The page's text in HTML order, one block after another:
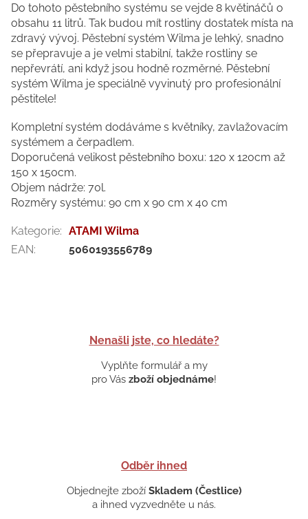
Nenašli jste, co hledáte?
Vyplňte formulář a my
pro Vás zboží objednáme!
Odběr ihned
Objednejte zboží Skladem (Čestlice)
a ihned vyzvedněte u nás.
Do tohoto pěstebního systému se vejde 8 květináčů o
obsahu 11 litrů. Tak budou mít rostliny dostatek místa na
zdravý vývoj. Pěstební systém Wilma je lehký, snadno
se přepravuje a je velmi stabilní, takže rostliny se
nepřevrátí, ani když jsou hodně rozměrné. Pěstební
systém Wilma je speciálně vyvinutý pro profesionální
pěstitele!
Kompletní systém dodáváme s květníky, zavlažovacím
systémem a čerpadlem.
Doporučená velikost pěstebního boxu: 120 x 120cm až
150 x 150cm.
Objem nádrže: 70l.
Rozměry systému: 90 cm x 90 cm x 40 cm
Kategorie: ATAMI Wilma
EAN: 5060193556789